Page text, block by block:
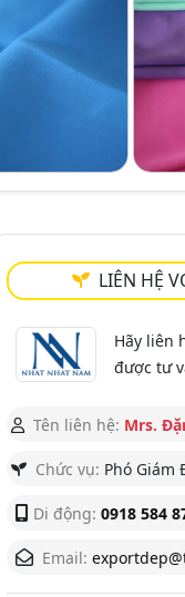
LIÊN HỆ
Hãy liên
được tư
Tên liên hệ: Mrs.
Chức vụ: Phó Giám
Di động: 0918 584
Email: